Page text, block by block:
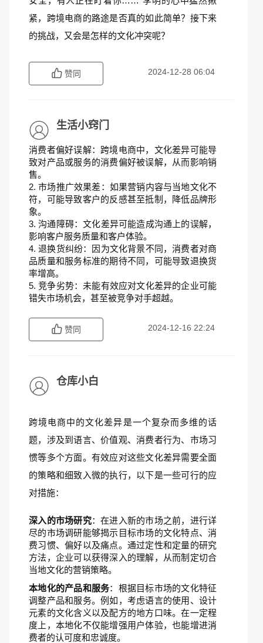
紧，跨境电商的路途是否真的如此简单？接下来
的挑战，又会是怎样的文化冲突呢？
赞同 2024-12-28 06:04
生活小窍门
消费者偏好误解：跨境电商中，文化差异可能导
致对产品或服务的消费偏好被误解，从而影响销
售。
2. 市场推广效果差：如果营销内容与当地文化不
符，可能导致客户的反感甚至抵制，降低品牌形
象。
3. 沟通障碍：文化差异可能造成沟通上的误解，
影响客户服务质量和客户体验。
4. 退换货纠纷：因为文化背景不同，消费者对商
品质量和服务标准的期待不同，可能导致退换货
率增高。
5. 竞争劣势：未能有效应对文化差异的企业可能
错失市场机会，甚至被竞争对手超越。
赞同 2024-12-16 22:24
仓库小白
跨境电商中的文化差异是一个复杂而多维的话
题，涉及到语言、价值观、消费者行为、市场习
惯等多个方面。有效应对这些文化差异需要全面
的策略和细致入微的执行，以下是一些可行的应
对措施：
深入的市场研究：在进入新的市场之前，进行详
尽的市场调研能够揭示目标市场的文化特点、消
费习惯、偏好以及痛点。通过定性和定量的研究
方法，企业可以获得深入的理解，从而制定切合
当地文化的营销策略。
本地化的产品和服务：根据目标市场的文化特征
调整产品和服务。例如，考虑语言的使用、设计
元素的文化含义以及配方的地方口味。在一定程
度上，本地化不仅能增强用户体验，也能增进消
费者的认可度和忠诚度。